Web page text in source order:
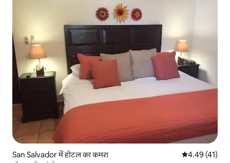
San Salvador में होटल का कमरा औसत रेटिंग 5 में
4.49 (41)